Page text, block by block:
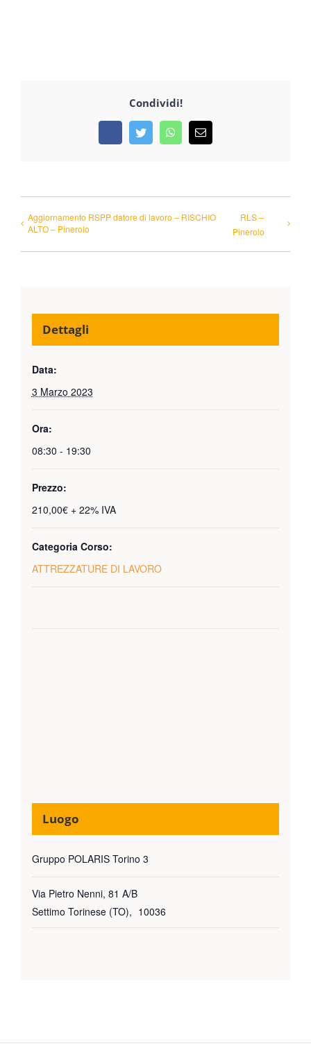
Condividi!
FacebookTwitterWhatsApp
Email
Aggiornamento RSPP datore di lavoro – RISCHIO
ALTO – Pinerolo
RLS –
Pinerolo
Dettagli
Data:
3 Marzo 2023
Ora:
08:30 - 19:30
Prezzo:
210,00€ + 22% IVA
Categoria Corso:
ATTREZZATURE DI LAVORO
Luogo
Gruppo POLARIS Torino 3
Via Pietro Nenni, 81 A/B
Settimo Torinese (TO), 10036